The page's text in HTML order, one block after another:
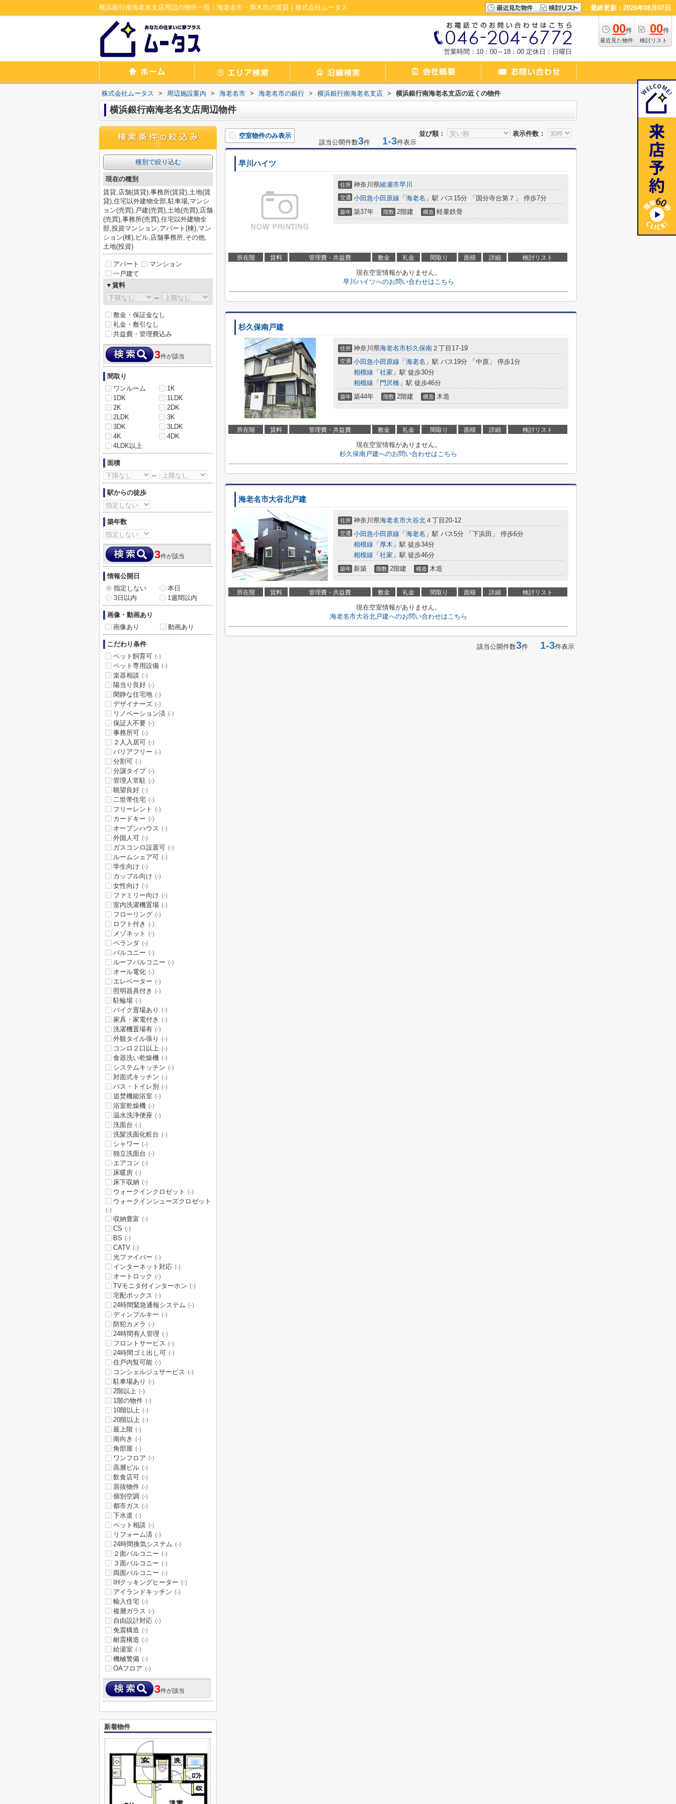
横浜銀行南海老名支店周辺の物件一覧｜海老名市・厚木市の賃貸｜株式会社ムータス 最終更新：2026年08月07日
00件
最近見た物件
00件
検討リスト
営業時間：10：00～18：00 定休日：日曜日
株式会社ムータス > 周辺施設案内 > 海老名市 > 海老名市の銀行 > 横浜銀行南海老名支店 > 横浜銀行南海老名支店の近くの物件
横浜銀行南海老名支店周辺物件
並び順： 表示件数：
空室物件のみ表示
該当公開件数3件 1-3件表示
早川ハイツ
住所 神奈川県綾瀬市早川
交通 小田急小田原線 「 海老名 」駅 バス15分 「国分寺台第７」 停歩7分
築年 築37年 階数 2階建 構造 軽量鉄骨
所在階 賃料 管理費・共益費 敷金 礼金 間取り 面積 詳細 検討リスト
現在空室情報がありません。
早川ハイツへのお問い合わせはこちら
杉久保南戸建
住所 神奈川県海老名市杉久保南 ２丁目17-19
交通 小田急小田原線 「 海老名 」駅 バス19分 「中原」 停歩1分
相模線 「 社家 」駅 徒歩30分
相模線 「 門沢橋 」駅 徒歩46分
築年 築44年 階数 2階建 構造 木造
所在階 賃料 管理費・共益費 敷金 礼金 間取り 面積 詳細 検討リスト
現在空室情報がありません。
杉久保南戸建へのお問い合わせはこちら
海老名市大谷北戸建
住所 神奈川県海老名市大谷北 ４丁目20-12
交通 小田急小田原線 「 海老名 」駅 バス5分 「下浜田」 停歩6分
相模線 「 厚木 」駅 徒歩34分
相模線 「 社家 」駅 徒歩46分
築年 新築 階数 2階建 構造 木造
所在階 賃料 管理費・共益費 敷金 礼金 間取り 面積 詳細 検討リスト
現在空室情報がありません。
海老名市大谷北戸建へのお問い合わせはこちら
該当公開件数3件 1-3件表示
種別で絞り込む
現在の種別
賃貸,店舗(賃貸),事務所(賃貸),土地(賃
貸),住宅以外建物全部,駐車場,マンシ
ョン(売買),戸建(売買),土地(売買),店舗
(売買),事務所(売買),住宅以外建物全
部,投資マンション,アパート(棟),マン
ション(棟),ビル,店舗事務所,その他,
土地(投資)
アパート
マンション
一戸建て
▼賃料
～
敷金・保証金なし
礼金・敷引なし
共益費・管理費込み
3件が該当
間取り
ワンルーム
1K
1DK
1LDK
2K
2DK
2LDK
3K
3DK
3LDK
4K
4DK
4LDK以上
面積
～
駅からの徒歩
築年数
3件が該当
情報公開日
指定しない
本日
3日以内
1週間以内
画像・動画あり
画像あり
動画あり
こだわり条件
ペット飼育可 (-)
ペット専用設備 (-)
楽器相談 (-)
陽当り良好 (-)
閑静な住宅地 (-)
デザイナーズ (-)
リノベーション済 (-)
保証人不要 (-)
事務所可 (-)
２人入居可 (-)
バリアフリー (-)
分割可 (-)
分譲タイプ (-)
管理人常駐 (-)
眺望良好 (-)
二世帯住宅 (-)
フリーレント (-)
カードキー (-)
オープンハウス (-)
外国人可 (-)
ガスコンロ設置可 (-)
ルームシェア可 (-)
学生向け (-)
カップル向け (-)
女性向け (-)
ファミリー向け (-)
室内洗濯機置場 (-)
フローリング (-)
ロフト付き (-)
メゾネット (-)
ベランダ (-)
バルコニー (-)
ルーフバルコニー (-)
オール電化 (-)
エレベーター (-)
照明器具付き (-)
駐輪場 (-)
バイク置場あり (-)
家具・家電付き (-)
洗濯機置場有 (-)
外観タイル張り (-)
コンロ２口以上 (-)
食器洗い乾燥機 (-)
システムキッチン (-)
対面式キッチン (-)
バス・トイレ別 (-)
追焚機能浴室 (-)
浴室乾燥機 (-)
温水洗浄便座 (-)
洗面台 (-)
洗髪洗面化粧台 (-)
シャワー (-)
独立洗面台 (-)
エアコン (-)
床暖房 (-)
床下収納 (-)
ウォークインクロゼット (-)
ウォークインシューズクロゼット
(-)
収納豊富 (-)
CS (-)
BS (-)
CATV (-)
光ファイバー (-)
インターネット対応 (-)
オートロック (-)
TVモニタ付インターホン (-)
宅配ボックス (-)
24時間緊急通報システム (-)
ディンプルキー (-)
防犯カメラ (-)
24時間有人管理 (-)
フロントサービス (-)
24時間ゴミ出し可 (-)
住戸内覧可能 (-)
コンシェルジュサービス (-)
駐車場あり (-)
2階以上 (-)
1階の物件 (-)
10階以上 (-)
20階以上 (-)
最上階 (-)
南向き (-)
角部屋 (-)
ワンフロア (-)
高層ビル (-)
飲食店可 (-)
居抜物件 (-)
個別空調 (-)
都市ガス (-)
下水道 (-)
ペット相談 (-)
リフォーム済 (-)
24時間換気システム (-)
２面バルコニー (-)
３面バルコニー (-)
両面バルコニー (-)
IHクッキングヒーター (-)
アイランドキッチン (-)
輸入住宅 (-)
複層ガラス (-)
自由設計対応 (-)
免震構造 (-)
耐震構造 (-)
給湯室 (-)
機械警備 (-)
OAフロア (-)
3件が該当
新着物件